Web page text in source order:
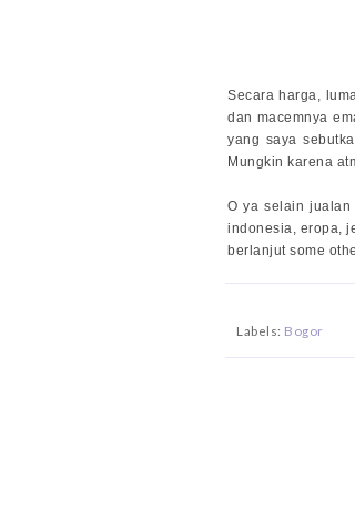
Secara harga,
dan macemnya
yang saya
Mungkin karena
O ya selain jualan
indonesia, eropa,
berlanjut some
Labels: Bogor